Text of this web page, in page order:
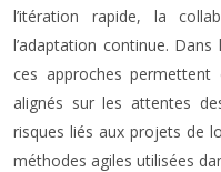
l’itération rapide, la
l’adaptation continue.
ces approches
alignés sur les attentes
risques liés aux projets de
méthodes agiles utilisées